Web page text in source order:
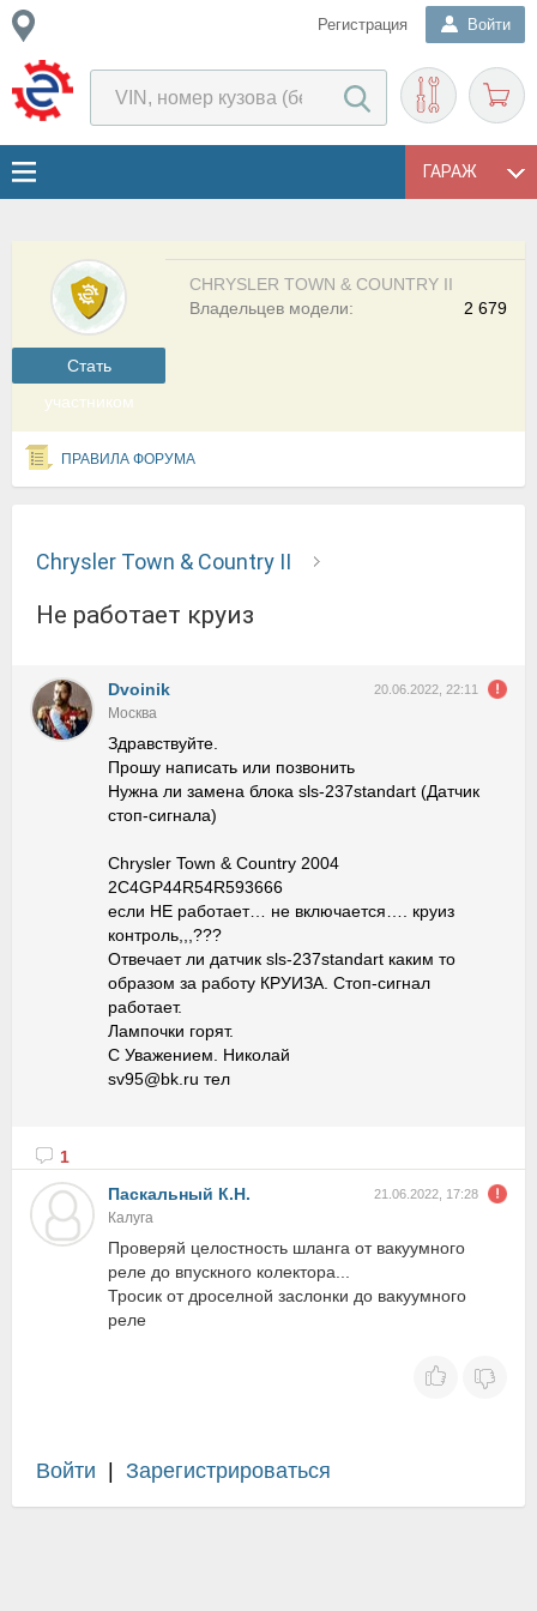
Регистрация Войти
ГАРАЖ
Cтать
участником
CHRYSLER TOWN & COUNTRY II
2 679
Владельцев модели:
ПРАВИЛА ФОРУМА
Chrysler Town & Country II
не работает круиз
Dvoinik 20.06.2022, 22:11
Москва
Здравствуйте.
Прошу написать или позвонить
Нужна ли замена блока sls-237standart (Датчик
стоп-сигнала)
Chrysler Town & Country 2004
2C4GP44R54R593666
если НЕ работает… не включается…. круиз
контроль,,,???
Отвечает ли датчик sls-237standart каким то
образом за работу КРУИЗА. Стоп-сигнал
работает.
Лампочки горят.
С Уважением. Николай
sv95@bk.ru тел
1
Паскальный К.Н.
21.06.2022, 17:28
Калуга
Проверяй целостность шланга от вакуумного
реле до впускного колектора...
Тросик от дроселной заслонки до вакуумного
реле
Войти Зарегистрироваться